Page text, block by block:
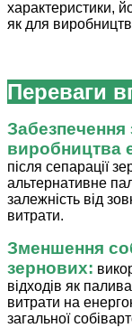
характеристики,
як для
Переваги
Забезпечення
виробництва
після сепарації
альтернативне
залежність від
витрати.
Зменшення
зернових:
відходів як
витрати на
загальної